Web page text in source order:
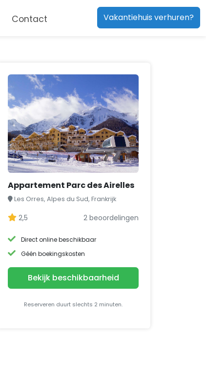
Contact Vakantiehuis verhuren?
Appartement Parc des Airelles
Les Orres, Alpes du Sud, Frankrijk
2,5 2 beoordelingen
Direct online beschikbaar
Géén boekingskosten
Bekijk beschikbaarheid
Reserveren duurt slechts 2 minuten.